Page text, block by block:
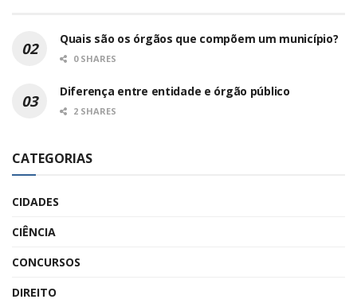
Quais são os órgãos que compõem um município?
0 SHARES
Diferença entre entidade e órgão público
2 SHARES
CATEGORIAS
CIDADES
CIÊNCIA
CONCURSOS
DIREITO